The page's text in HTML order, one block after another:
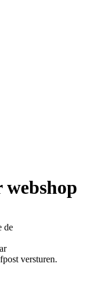
de
versturen.